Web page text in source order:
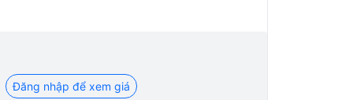
Đăng nhập để xem giá